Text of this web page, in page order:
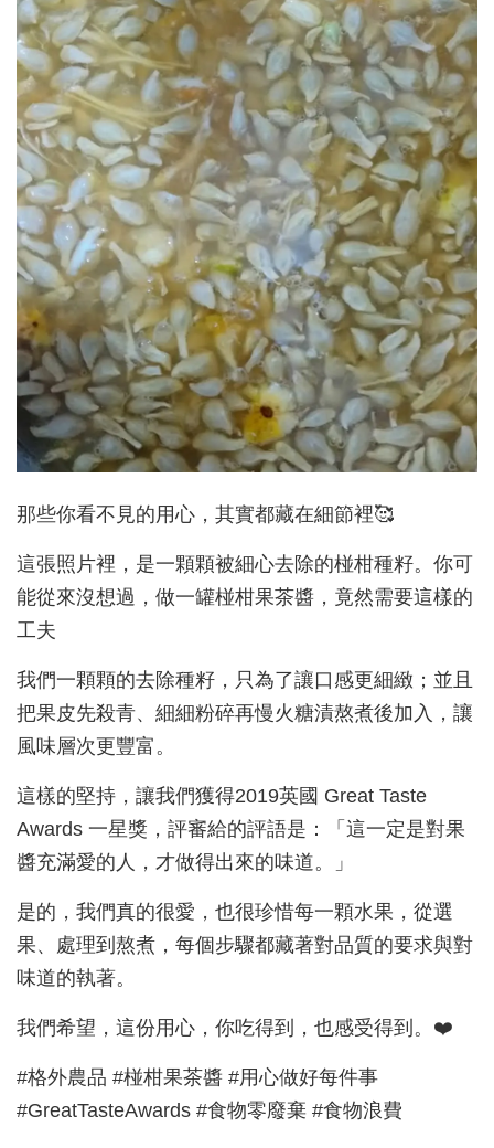
那些你看不見的用心，其實都藏在細節裡🥰
這張照片裡，是一顆顆被細心去除的椪柑種籽。你可
能從來沒想過，做一罐椪柑果茶醬，竟然需要這樣的
工夫
我們一顆顆的去除種籽，只為了讓口感更細緻；並且
把果皮先殺青、細細粉碎再慢火糖漬熬煮後加入，讓
風味層次更豐富。
這樣的堅持，讓我們獲得2019英國 Great Taste
Awards 一星獎，評審給的評語是：「這一定是對果
醬充滿愛的人，才做得出來的味道。」
是的，我們真的很愛，也很珍惜每一顆水果，從選
果、處理到熬煮，每個步驟都藏著對品質的要求與對
味道的執著。
我們希望，這份用心，你吃得到，也感受得到。❤️
#格外農品 #椪柑果茶醬 #用心做好每件事
#GreatTasteAwards #食物零廢棄 #食物浪費